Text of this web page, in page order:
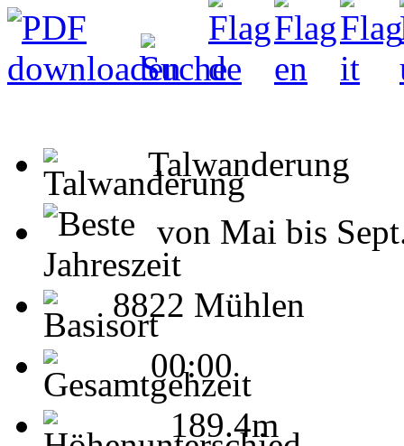
Talwanderung
von Mai bis
8822 Mühlen
00:00
189.4m